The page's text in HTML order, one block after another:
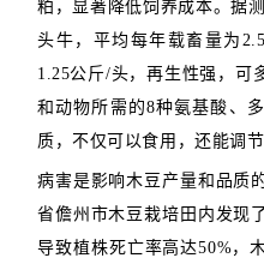
粕，显著降低饲养成本。据
头牛，平均每年载畜量为
1.25公斤/头，再生性强，可
和动物所需的8种氨基酸、
质，不仅可以食用，还能调节
病害是影响木豆产量和品质
省儋州市木豆栽培田内发现
导致植株死亡率高达50%，